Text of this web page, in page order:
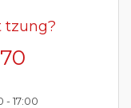
tzung?
- 17:00